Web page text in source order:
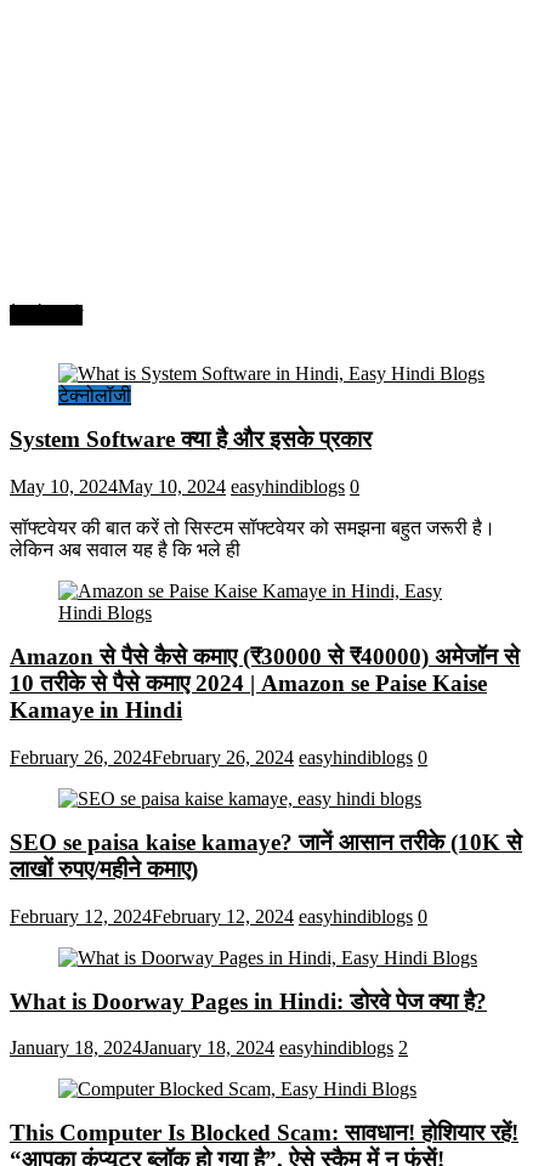
टेक्नोलॉजी
System Software क्या है और इसके प्रकार
May 10, 2024May 10, 2024 easyhindiblogs 0
सॉफ्टवेयर की बात करें तो सिस्टम सॉफ्टवेयर को समझना बहुत जरूरी है।
लेकिन अब सवाल यह है कि भले ही
Amazon से पैसे कैसे कमाए (₹30000 से ₹40000) अमेजॉन से
10 तरीके से पैसे कमाए 2024 | Amazon se Paise Kaise
Kamaye in Hindi
February 26, 2024February 26, 2024 easyhindiblogs 0
SEO se paisa kaise kamaye? जानें आसान तरीके (10K से
लाखों रुपए/महीने कमाए)
February 12, 2024February 12, 2024 easyhindiblogs 0
What is Doorway Pages in Hindi: डोरवे पेज क्या है?
January 18, 2024January 18, 2024 easyhindiblogs 2
This Computer Is Blocked Scam: सावधान! होशियार रहें!
“आपका कंप्यूटर ब्लॉक हो गया है”, ऐसे स्कैम में न फंसें!